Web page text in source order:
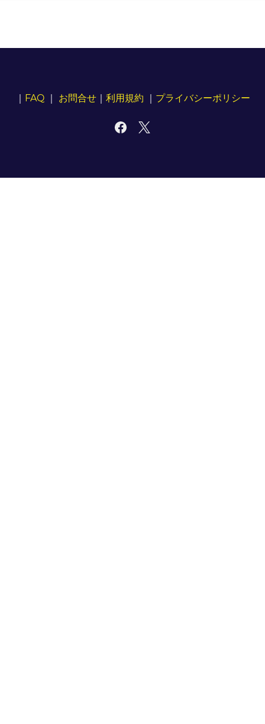
｜ FAQ｜ お問合せ｜ 利用規約 ｜ プライバシーポリシー